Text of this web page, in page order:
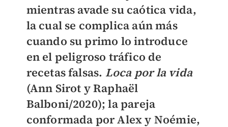
mientras avade su caótica vida,
la cual se complica aún más
cuando su primo lo introduce
en el peligroso tráfico de
recetas falsas. Loca por la vida
(Ann Sirot y Raphaël
Balboni/2020); la pareja
conformada por Alex y Noémie,